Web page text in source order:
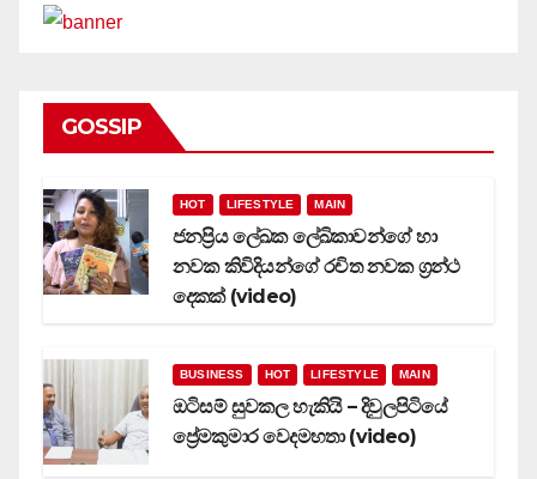
GOSSIP
HOT LIFESTYLE MAIN
ජනප්‍රිය ලේඛක ලේඛිකාවන්ගේ හා
නවක කිවිදියන්ගේ රචිත නවක ග්‍රන්ථ
දෙකක් (video)
BUSINESS HOT LIFESTYLE MAIN
ඔටිසම් සුවකල හැකියි – දිවුලපිටියේ
ප්‍රේමකුමාර වෙදමහතා (video)